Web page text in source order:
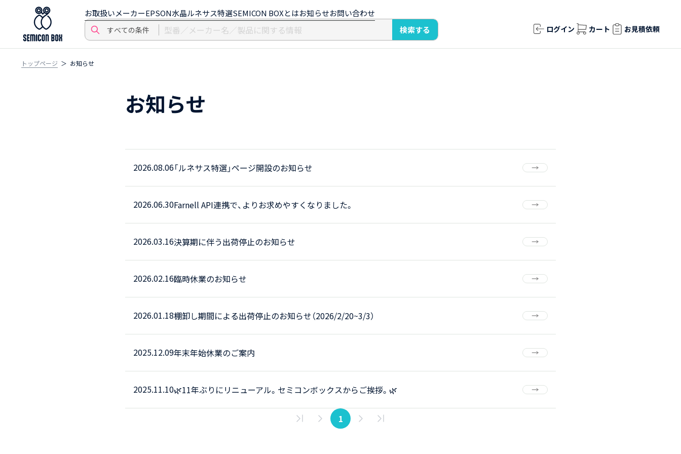
お取扱いメーカーEPSON水晶ルネサス特選SEMICON BOXとはお知らせお問い合わせ
検索する
ログイン カート お見積依頼
トップページ お知らせ
お知らせ
2026.08.06「ルネサス特選」ページ開設のお知らせ
2026.06.30Farnell API連携で、よりお求めやすくなりました。
2026.03.16決算期に伴う出荷停止のお知らせ
2026.02.16臨時休業のお知らせ
2026.01.18棚卸し期間による出荷停止のお知らせ（2026/2/20~3/3）
2025.12.09年末年始休業のご案内
2025.11.10🌿11年ぶりにリニューアル。セミコンボックスからご挨拶。🌿
1